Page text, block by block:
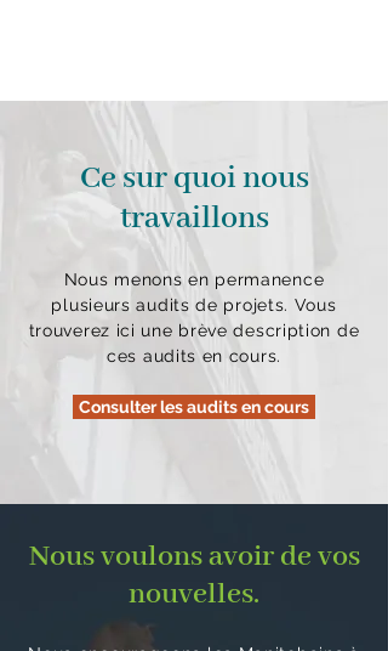
Ce sur quoi nous
travaillons
Nous menons en permanence
plusieurs audits de projets. Vous
trouverez ici une brève description de
ces audits en cours.
Consulter les audits en cours
Nous voulons avoir de vos
nouvelles.